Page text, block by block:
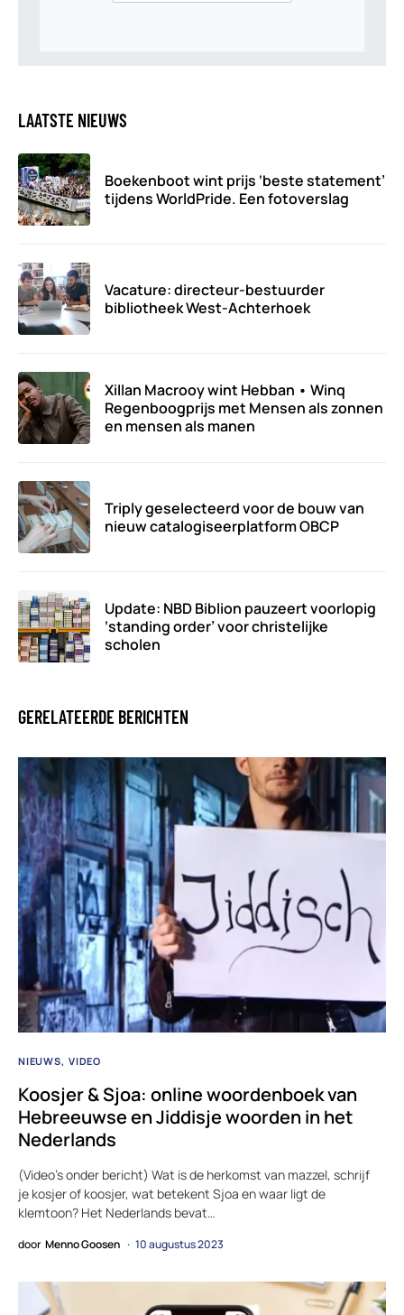
LAATSTE NIEUWS
Boekenboot wint prijs ‘beste statement’
tijdens WorldPride. Een fotoverslag
Vacature: directeur-bestuurder
bibliotheek West-Achterhoek
Xillan Macrooy wint Hebban • Winq
Regenboogprijs met Mensen als zonnen
en mensen als manen
Triply geselecteerd voor de bouw van
nieuw catalogiseerplatform OBCP
Update: NBD Biblion pauzeert voorlopig
‘standing order’ voor christelijke
scholen
GERELATEERDE BERICHTEN
NIEUWS VIDEO
Koosjer & Sjoa: online woordenboek van
Hebreeuwse en Jiddisje woorden in het
Nederlands
(Video’s onder bericht) Wat is de herkomst van mazzel, schrijf
je kosjer of koosjer, wat betekent Sjoa en waar ligt de
klemtoon? Het Nederlands bevat…
door Menno Goosen 10 augustus 2023